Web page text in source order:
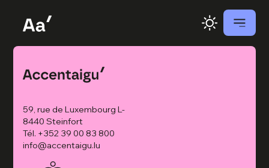
59, rue de Luxembourg L-
8440 Steinfort
Tél. +352 39 00 83 800
info@accentaigu.lu